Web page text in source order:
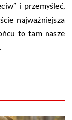
i przemyśleć,
najważniejsza
to tam nasze